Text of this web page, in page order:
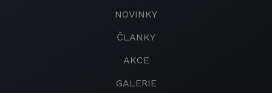
NOVINKY
ČLANKY
AKCE
GALERIE